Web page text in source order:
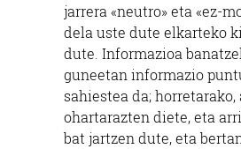
jarrera «neutro» eta «ez-
dela uste dute elkarteko
dute. Informazioa
guneetan informazio
sahiestea da;
ohartarazten diete, eta
bat jartzen dute, eta